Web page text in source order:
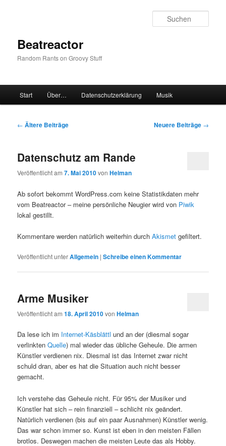
Beatreactor
Random Rants on Groovy Stuff
Start Über… Datenschutzerklärung Musik
Beitragsnavigation
← Ältere Beiträge Neuere Beiträge →
Datenschutz am Rande
Veröffentlicht am7. Mai 2010vonHelman
Ab sofort bekommt WordPress.com keine Statistikdaten mehr
vom Beatreactor – meine persönliche Neugier wird von Piwik
lokal gestillt.
Kommentare werden natürlich weiterhin durchAkismet gefiltert.
Veröffentlicht unterAllgemein |Schreibe einen Kommentar
Arme Musiker
Veröffentlicht am18. April 2010vonHelman
Da lese ich im Internet-Käsblättl und an der (diesmal sogar
verlinktenQuelle) mal wieder das übliche Geheule. Die armen
Künstler verdienen nix. Diesmal ist das Internet zwar nicht
schuld dran, aber es hat die Situation auch nicht besser
gemacht.
Ich verstehe das Geheule nicht. Für 95% der Musiker und
Künstler hat sich – rein finanziell – schlicht nix geändert.
Natürlich verdienen (bis auf ein paar Ausnahmen) Künstler wenig.
Das war schon immer so. Kunst ist eben in den meisten Fällen
brotlos. Deswegen machen die meisten Leute das als Hobby.